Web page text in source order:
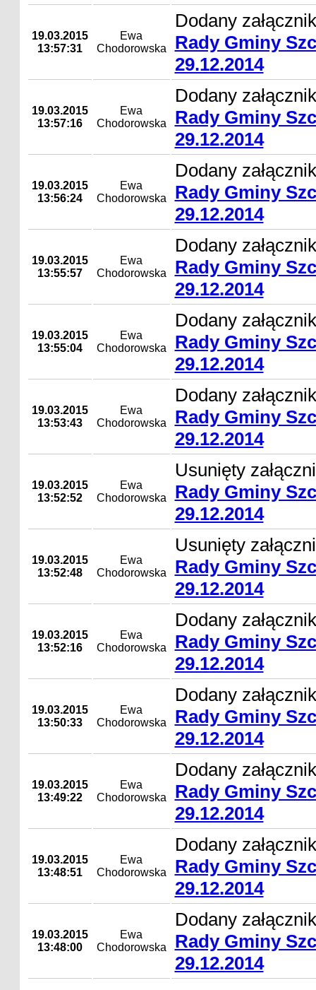
19.03.2015
13:57:31
Ewa
Chodorowska
Dodany
Rady Gminy
29.12.2014
19.03.2015
13:57:16
Ewa
Chodorowska
Dodany
Rady Gminy
29.12.2014
19.03.2015
13:56:24
Ewa
Chodorowska
Dodany
Rady Gminy
29.12.2014
19.03.2015
13:55:57
Ewa
Chodorowska
Dodany
Rady Gminy
29.12.2014
19.03.2015
13:55:04
Ewa
Chodorowska
Dodany
Rady Gminy
29.12.2014
19.03.2015
13:53:43
Ewa
Chodorowska
Dodany
Rady Gminy
29.12.2014
19.03.2015
13:52:52
Ewa
Chodorowska
Usunięty
Rady Gminy
29.12.2014
19.03.2015
13:52:48
Ewa
Chodorowska
Usunięty
Rady Gminy
29.12.2014
19.03.2015
13:52:16
Ewa
Chodorowska
Dodany
Rady Gminy
29.12.2014
19.03.2015
13:50:33
Ewa
Chodorowska
Dodany
Rady Gminy
29.12.2014
19.03.2015
13:49:22
Ewa
Chodorowska
Dodany
Rady Gminy
29.12.2014
19.03.2015
13:48:51
Ewa
Chodorowska
Dodany
Rady Gminy
29.12.2014
19.03.2015
13:48:00
Ewa
Chodorowska
Dodany
Rady Gminy
29.12.2014